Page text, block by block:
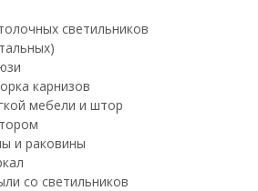
светильников
карнизов
мебели и штор
и раковины
со светильников